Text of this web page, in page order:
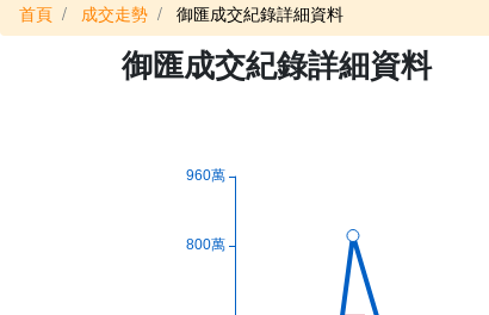
首頁 成交走勢 御匯成交紀錄詳細資料
御匯成交紀錄詳細資料